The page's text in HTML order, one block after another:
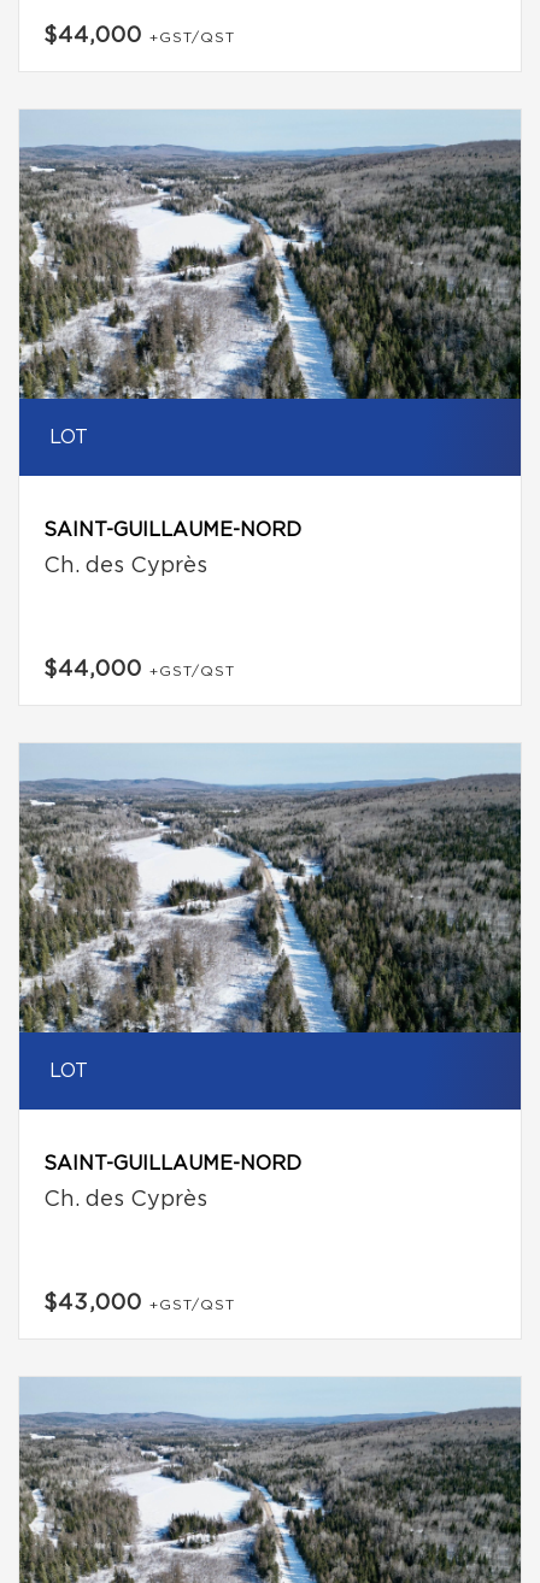
$44,000 +GST/QST
LOT
SAINT-GUILLAUME-NORD
Ch. des Cyprès
$44,000 +GST/QST
LOT
SAINT-GUILLAUME-NORD
Ch. des Cyprès
$43,000 +GST/QST